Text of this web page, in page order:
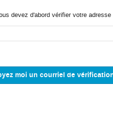
devez d'abord vérifier votre